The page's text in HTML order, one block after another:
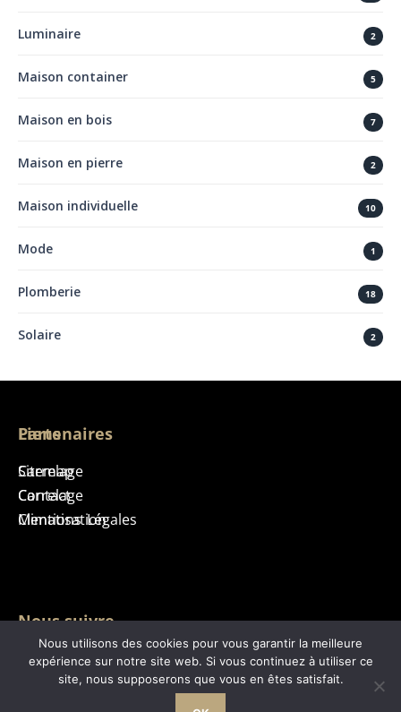
Luminaire 2
Maison container 5
Maison en bois 7
Maison en pierre 2
Maison individuelle 10
Mode 1
Plomberie 18
Solaire 2
Liens
Sitemap
Contact
Mentions Légales
Partenaires
Carrelage
Carrelage
Climatisation
Nous suivre
Nous utilisons des cookies pour vous garantir la meilleure
expérience sur notre site web. Si vous continuez à utiliser ce
site, nous supposerons que vous en êtes satisfait.